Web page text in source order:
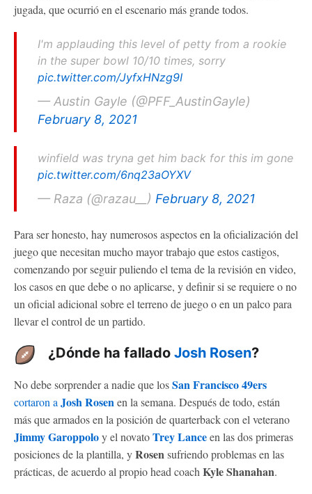
jugada, que ocurrió en el escenario más grande todos.
I'm applauding this level of petty from a rookie
in the super bowl 10/10 times, sorry
pic.twitter.com/JyfxHNzg9I
— Austin Gayle (@PFF_AustinGayle)
February 8, 2021
winfield was tryna get him back for this im gone
pic.twitter.com/6nq23aOYXV
— Raza (@razau__) February 8, 2021
Para ser honesto, hay numerosos aspectos en la oficialización del
juego que necesitan mucho mayor trabajo que estos castigos,
comenzando por seguir puliendo el tema de la revisión en video,
los casos en que debe o no aplicarse, y definir si se requiere o no
un oficial adicional sobre el terreno de juego o en un palco para
llevar el control de un partido.
¿Dónde ha fallado Josh Rosen?
No debe sorprender a nadie que losSan Francisco 49ers
cortaron a Josh Rosenen la semana. Después de todo, están
más que armados en la posición de quarterback con el veterano
Jimmy Garoppoloy el novatoTrey Lanceen las dos primeras
posiciones de la plantilla, yRosensufriendo problemas en las
prácticas, de acuerdo al propio head coach Kyle Shanahan.